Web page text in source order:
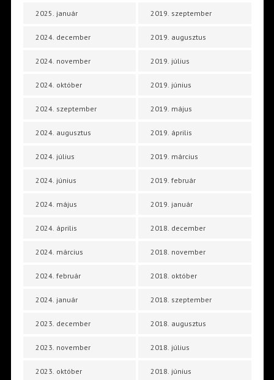
2025. január
2024. december
2024. november
2024. október
2024. szeptember
2024. augusztus
2024. július
2024. június
2024. május
2024. április
2024. március
2024. február
2024. január
2023. december
2023. november
2023. október
2019. szeptember
2019. augusztus
2019. július
2019. június
2019. május
2019. április
2019. március
2019. február
2019. január
2018. december
2018. november
2018. október
2018. szeptember
2018. augusztus
2018. július
2018. június